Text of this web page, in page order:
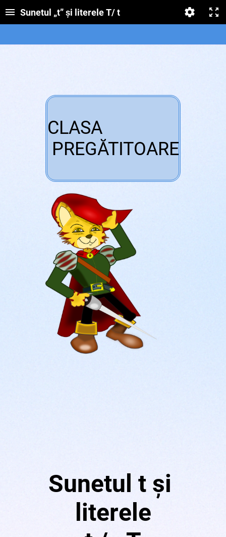
Sunetul „t” și literele T/ t
CLASA
PREGĂTITOARE
Sunetul t și
literele